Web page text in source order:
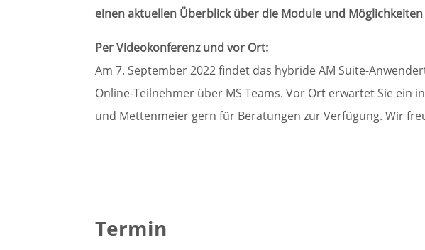
einen aktuellen Überblick über die Module und Möglichkeiten
Per Videokonferenz und vor Ort:
Am 7. September 2022 findet das hybride AM Suite-
Online-Teilnehmer über MS Teams. Vor Ort erwartet Sie ein
und Mettenmeier gern für Beratungen zur Verfügung. Wir
Termin